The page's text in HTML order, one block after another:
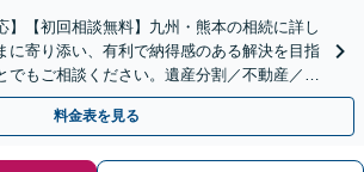
】【初回相談無料】九州・熊本の相続に詳し
に寄り添い、有利で納得感のある解決を目指
でもご相談ください。遺産分割／不動産／遺
／遺留分／相続放棄【完全個室】
料金表を見る